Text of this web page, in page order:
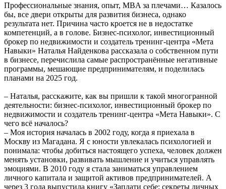
Профессиональные знания, опыт, MBA за плечами… Казалось
бы, все двери открыты для развития бизнеса, однако
результата нет. Причина часто кроется не в недостатке
компетенций, а в голове. Бизнес-психолог, инвестиционный
брокер по недвижимости и создатель тренинг-центра «Мета
Навыки» Наталья Найденкова рассказала о собственном пути
в бизнесе, перечислила самые распространённые негативные
программы, мешающие предпринимателям, и поделилась
планами на 2025 год.
– Наталья, расскажите, как вы пришли к такой многогранной
деятельности: бизнес-психолог, инвестиционный брокер по
недвижимости и создатель тренинг-центра «Мета Навыки». С
чего всё началось?
– Моя история началась в 2002 году, когда я приехала в
Москву из Магадана. Я с юности увлекалась психологией и
понимала: чтобы добиться настоящего успеха, человек должен
менять установки, развивать мышление и учиться управлять
эмоциями. В 2010 году я стала заниматься управлением
личного капитала и защитой активов предпринимателей. А
через 3 года выпустила книгу «Заплати себе: секреты личных